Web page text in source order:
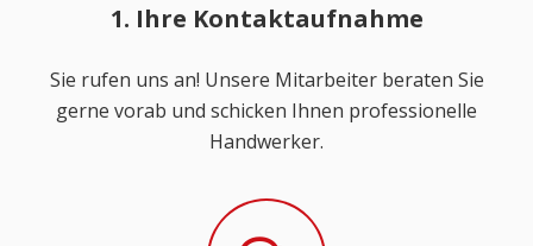
1. Ihre Kontaktaufnahme
Sie rufen uns an! Unsere Mitarbeiter beraten Sie
gerne vorab und schicken Ihnen professionelle
Handwerker.